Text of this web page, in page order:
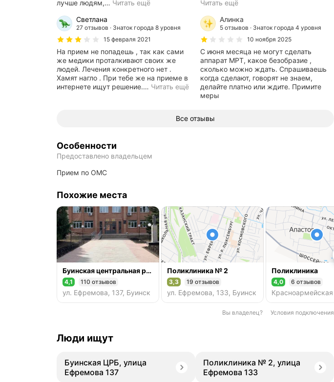
лучше людям,… Читать ещё
Читать ещё
Светлана
27 отзывов
Знаток города 8 уровня
15 февраля 2021
На прием не попадешь , так как сами
же медики проталкивают своих же
людей. Лечения конкретного нет .
Хамят нагло . При тебе же на приеме в
интернете ищут решение.… Читать ещё
Алинка
5 отзывов
Знаток города 4 уровня
10 ноября 2025
С июня месяца не могут сделать
аппарат МРТ, какое безобразие ,
сколько можно ждать. Спрашиваешь
когда сделают, говорят не знаем,
делайте платно или ждите. Примите
меры
Все отзывы
Особенности
Предоставлено владельцем
прием по ОМС
Похожие места
Буинская центральная районная больница
Рейтинг 4,1 из 5
4,1 110 отзывов
ул. Ефремова, 137, Буинск
Поликлиника № 2
Рейтинг 3,3 из 5
3,3 19 отзывов
ул. Ефремова, 133, Буинск
Поликлиника
Рейтинг 4,0 из 5
4,0 6 отзывов
Вы владелец? Условия подключения
Люди ищут
Буинская ЦРБ, улица
Ефремова 137
Поликлиника № 2, улица
Ефремова 133